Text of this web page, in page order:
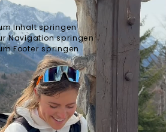
Inhalt springen
Navigation springen
Footer springen